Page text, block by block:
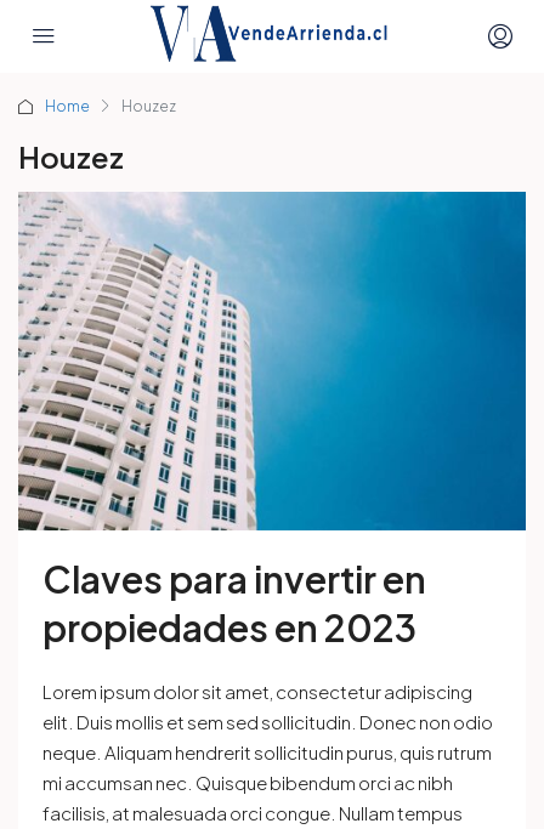
Home Houzez
Houzez
Claves para invertir en
propiedades en 2023
Lorem ipsum dolor sit amet, consectetur adipiscing
elit. Duis mollis et sem sed sollicitudin. Donec non odio
neque. Aliquam hendrerit sollicitudin purus, quis rutrum
mi accumsan nec. Quisque bibendum orci ac nibh
facilisis, at malesuada orci congue. Nullam tempus